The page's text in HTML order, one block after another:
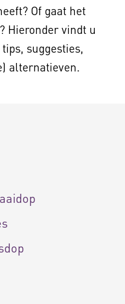
Of gaat het
Hieronder vindt u
suggesties,
alternatieven.